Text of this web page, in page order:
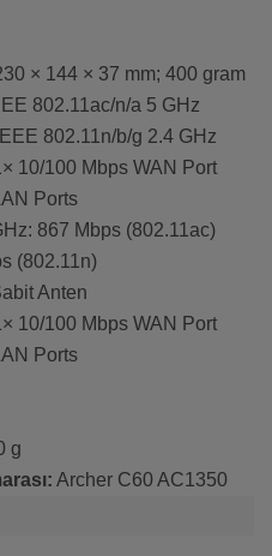
× 144 × 37 mm; 400 gram
802.11ac/n/a 5 GHz
IEEE 802.11n/b/g 2.4 GHz
10/100 Mbps WAN Port
Ports
867 Mbps (802.11ac)
(802.11n)
Anten
10/100 Mbps WAN Port
Ports
g
Archer C60 AC1350